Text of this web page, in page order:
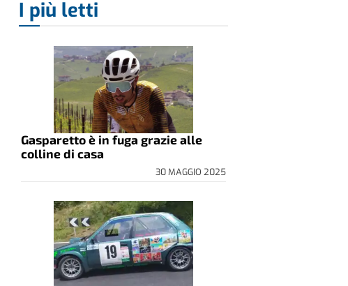
I più letti
Gasparetto è in fuga grazie alle
colline di casa
30 MAGGIO 2025